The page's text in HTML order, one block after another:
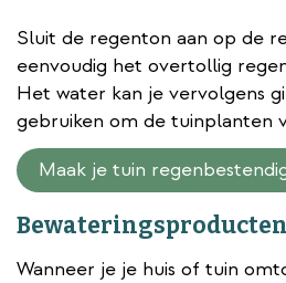
Sluit de regenton aan op de
eenvoudig het overtollig
Het water kan je vervolgens
gebruiken om de tuinplanten
Maak je tuin
Wanneer je je huis of tuin